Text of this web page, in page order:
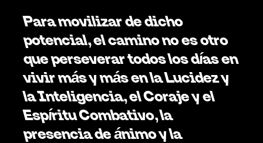
Para movilizar de dicho
potencial, el camino no es otro
que perseverar todos los días en
vivir más y más en la Lucidez y
la Inteligencia, el Coraje y el
Espíritu Combativo, la
presencia de ánimo y la